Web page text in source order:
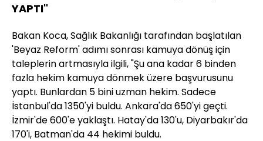
YAPTI"
Bakan Koca, Sağlık Bakanlığı tarafından başlatılan
'Beyaz Reform' adımı sonrası kamuya dönüş için
taleplerin artmasıyla ilgili, "Şu ana kadar 6 binden
fazla hekim kamuya dönmek üzere başvurusunu
yaptı. Bunlardan 5 bini uzman hekim. Sadece
İstanbul'da 1350'yi buldu. Ankara'da 650'yi geçti.
İzmir'de 600'e yaklaştı. Hatay'da 130'u, Diyarbakır'da
170'i, Batman'da 44 hekimi buldu.